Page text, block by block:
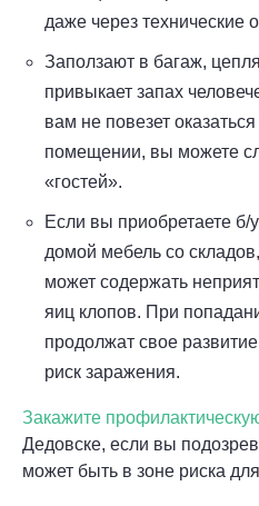
даже через технические
Заползают в багаж,
привыкает запах
вам не повезет
помещении, вы можете
«гостей».
Если вы приобретаете б/
домой мебель со
может содержать
яиц клопов. При
продолжат свое
риск заражения.
Закажите
Дедовске, если вы
может быть в зоне риска